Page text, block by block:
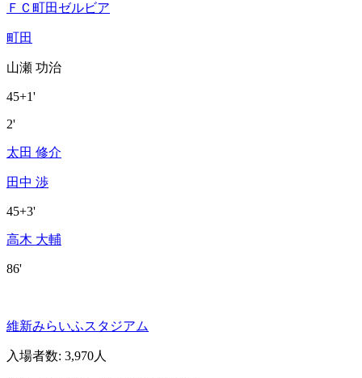
ＦＣ町田ゼルビア
町田
山瀬 功治
45+1'
2'
太田 修介
田中 渉
45+3'
高木 大輔
86'
維新みらいふスタジアム
入場者数: 3,970人